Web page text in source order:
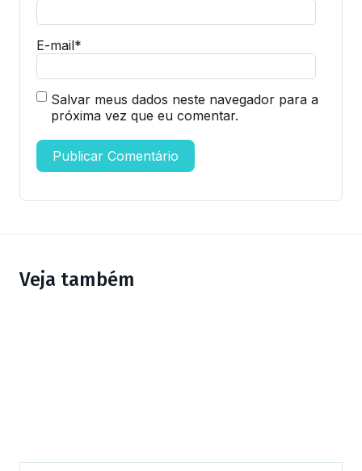
E-mail*
Salvar meus dados neste navegador para a
próxima vez que eu comentar.
Veja também